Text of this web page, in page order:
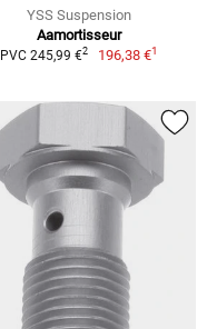
YSS Suspension
Aamortisseur
PVC 245,99 €2 196,38 €1